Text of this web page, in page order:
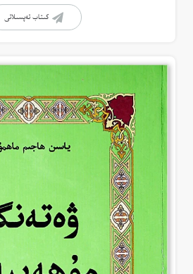
كىتاب تەپسىلاتى